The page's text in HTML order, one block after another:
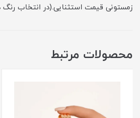
زمستونی قیمت استثنایی.(در انتخاب
محصولات مرتبط